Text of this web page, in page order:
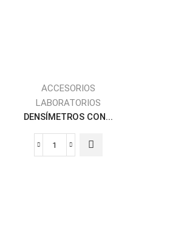
ACCESORIOS
LABORATORIOS
DENSÍMETROS CON...